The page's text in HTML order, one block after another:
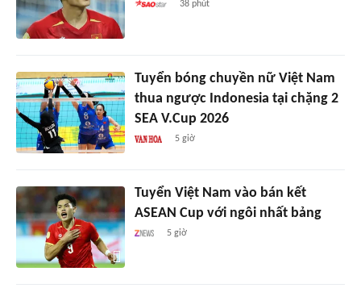
38 phút
Tuyển bóng chuyền nữ Việt Nam
thua ngược Indonesia tại chặng 2
SEA V.Cup 2026
5 giờ
Tuyển Việt Nam vào bán kết
ASEAN Cup với ngôi nhất bảng
5 giờ